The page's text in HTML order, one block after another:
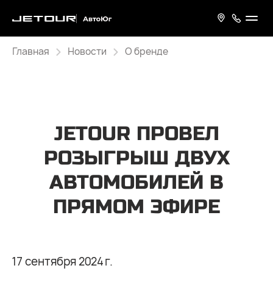
Главная Новости О бренде
JETOUR ПРОВЕЛ
РОЗЫГРЫШ ДВУХ
АВТОМОБИЛЕЙ В
ПРЯМОМ ЭФИРЕ
17 сентября 2024 г.